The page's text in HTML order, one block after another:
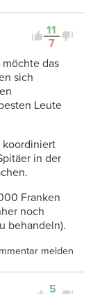
11
7
möchte das
sich
Leute
koordiniert
in der
Franken
noch
behandeln).
melden
5